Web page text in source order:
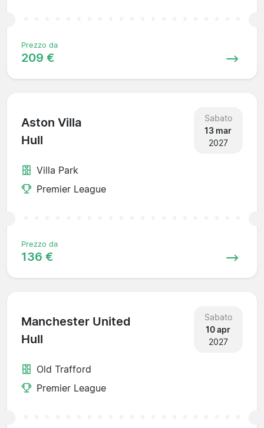
Prezzo da
209 €
Aston Villa
Hull
Sabato
13 mar
2027
Villa Park
Premier League
Prezzo da
136 €
Manchester United
Hull
Sabato
10 apr
2027
Old Trafford
Premier League